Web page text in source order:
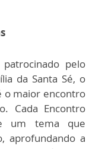
pelo
da Santa Sé, o
o maior encontro
Cada Encontro
um tema que
aprofundando a